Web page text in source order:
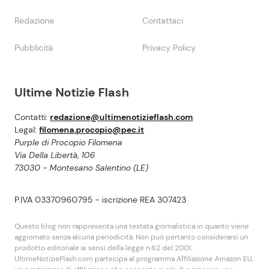
Ultime Notizie Flash
Contatti: redazione@ultimenotizieflash.com
Legal: filomena.procopio@pec.it
Purple di Procopio Filomena
Via Della Libertà, 106
73030 - Montesano Salentino (LE)
P.IVA 03370960795 - iscrizione REA 307423
Questo blog non rappresenta una testata giornalistica in quanto viene
aggiornato senza alcuna periodicità. Non puó pertanto considerarsi un
prodotto editoriale ai sensi della legge n.62 del 2001.
UltimeNotizieFlash.com partecipa al programma Affiliazione Amazon EU,
Redazione Contattaci
Pubblicità Privacy Policy